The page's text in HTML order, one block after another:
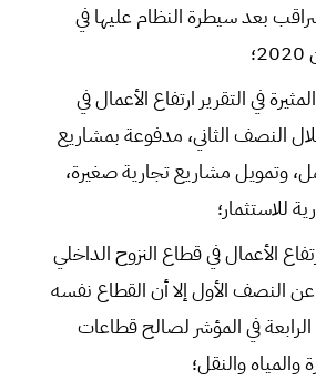
بعد سيطرة النظام عليها في
في التقرير ارتفاع الأعمال في
النصف الثاني، مدفوعة بمشاريع
وتمويل مشاريع تجارية صغيرة،
للاستثمار؛
الأعمال في قطاع النزوح الداخلي
النصف الأول إلا أن القطاع نفسه
الرابعة في المؤشر لصالح قطاعات
والنقل؛